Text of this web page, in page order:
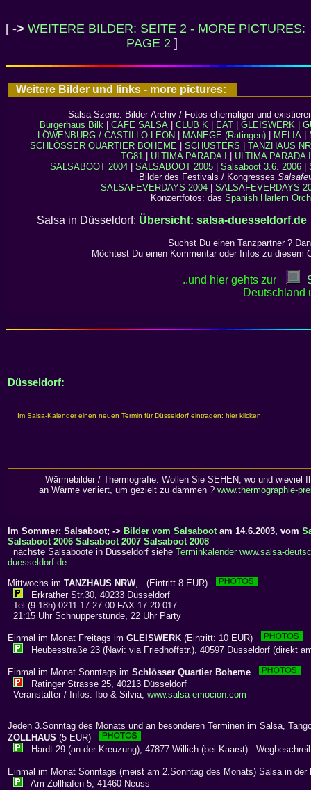
[ -> WEITERE BILDER: SEITE 2 - MORE PICTURES:
PAGE 2 ]
Weitere Bilder und links - more pictures:
Salsa-Szene: Bilder-Archiv / Fotos ehemaliger und
Bürgerhaus Bilk
CAFE SALSA CLUB K EAT GLEISWERK
LÖWENBURG / CASTILLO LEON
MANEGE (Ratingen)| MELIA|
SCHLÖSSER QUARTIER BOHEME| SCHUSTERS
TANZHAUS
TG81
ULTIMA PARADA I
ULTIMA PARADA
SALSABOOT 2004
SALSABOOT 2005 Salsaboot 3.6. 2006
Bilder des Festivals / Kongresses
SALSAFEVERDAYS 2004
SALSAFEVERDAYS
Konzertfotos: das Spanish Harlem
Salsa in Düsseldorf: Übersicht: salsa-duesseldorf.de
Suchst Du einen Tanzpartner ?
Möchtest Du einen Kommentar oder Infos zu diesem
..und hier gehts zur
Deutschland
Düsseldorf:
Wärmebilder / Thermografie: Wollen Sie SEHEN, wo und wieviel
an Wärme verliert, um gezielt zu dämmen ? www.thermographie-
Im Sommer: Salsaboot; -> Bilder vom Salsabootam 14.6.2003, vom
Salsaboot 2006 Salsaboot 2007 Salsaboot 2008
nächste Salsaboote in Düsseldorf siehe Terminkalender www.salsa-
duesseldorf.de
Mittwochs im TANZHAUS NRW, (Eintritt 8 EUR)
Erkrather Str.30, 40233 Düsseldorf
Tel (9-18h) 0211-17 27 00 FAX 17 20 017
21:15 Uhr Schnupperstunde, 22 Uhr Party
Einmal im Monat Freitags im GLEISWERK (Eintritt: 10 EUR)
Heubesstraße 23 (Navi: via Friedhoffstr.), 40597 Düsseldorf (direkt
Einmal im Monat Sonntags im Schlösser Quartier Boheme
Ratinger Strasse 25, 40213 Düsseldorf
Veranstalter / Infos: Ibo & Silvia, www.salsa-emocion.com
Jeden 3.Sonntag des Monats und an besonderen Terminen im Salsa,
ZOLLHAUS (5 EUR)
Hardt 29 (an der Kreuzung), 47877 Willich (bei Kaarst) -
Einmal im Monat Sonntags (meist am 2.Sonntag des Monats) Salsa in der
Am Zollhafen 5, 41460 Neuss